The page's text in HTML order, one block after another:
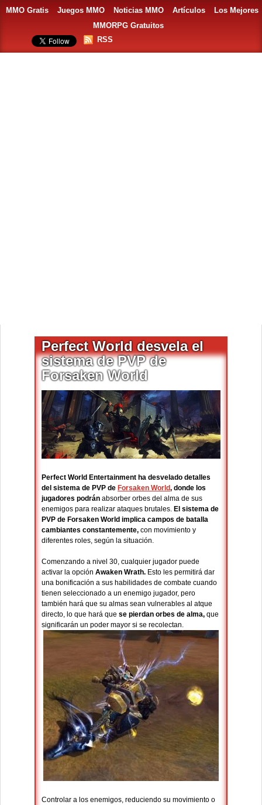
MMO Gratis Juegos MMO Noticias MMO Artículos
Los Mejores
MMORPG Gratuitos
RSS
Perfect World desvela el
sistema de PVP de
Forsaken World
Perfect World Entertainment ha desvelado detalles
del sistema de PVP de Forsaken World, donde los
jugadores podrán absorber orbes del alma de sus
enemigos para realizar ataques brutales. El sistema de
PVP de Forsaken World implica campos de batalla
cambiantes constantemente, con movimiento y
diferentes roles, según la situación.
Comenzando a nivel 30, cualquier jugador puede
activar la opción Awaken Wrath. Esto les permitirá dar
una bonificación a sus habilidades de combate cuando
tienen seleccionado a un enemigo jugador, pero
también hará que su almas sean vulnerables al atque
directo, lo que hará que se pierdan orbes de alma, que
significarán un poder mayor si se recolectan.
Controlar a los enemigos, reduciendo su movimiento o